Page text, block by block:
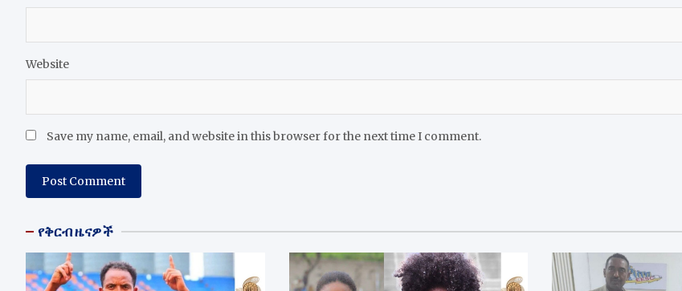
Website
Save my name, email, and website in this browser for the next time I comment.
የቅርብ ዜናዎች